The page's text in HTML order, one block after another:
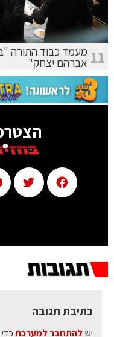
11 מעמד כבוד התורה
אברהם יצחק"
כתיבת תגובה
יש להתחבר למערכת